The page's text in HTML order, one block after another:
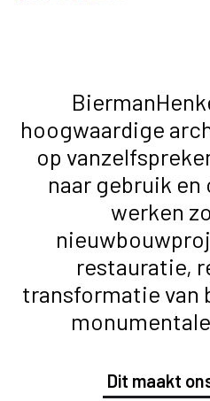
hoogwaardige
op
naar gebruik
werken
restauratie,
transformatie van
Dit maakt